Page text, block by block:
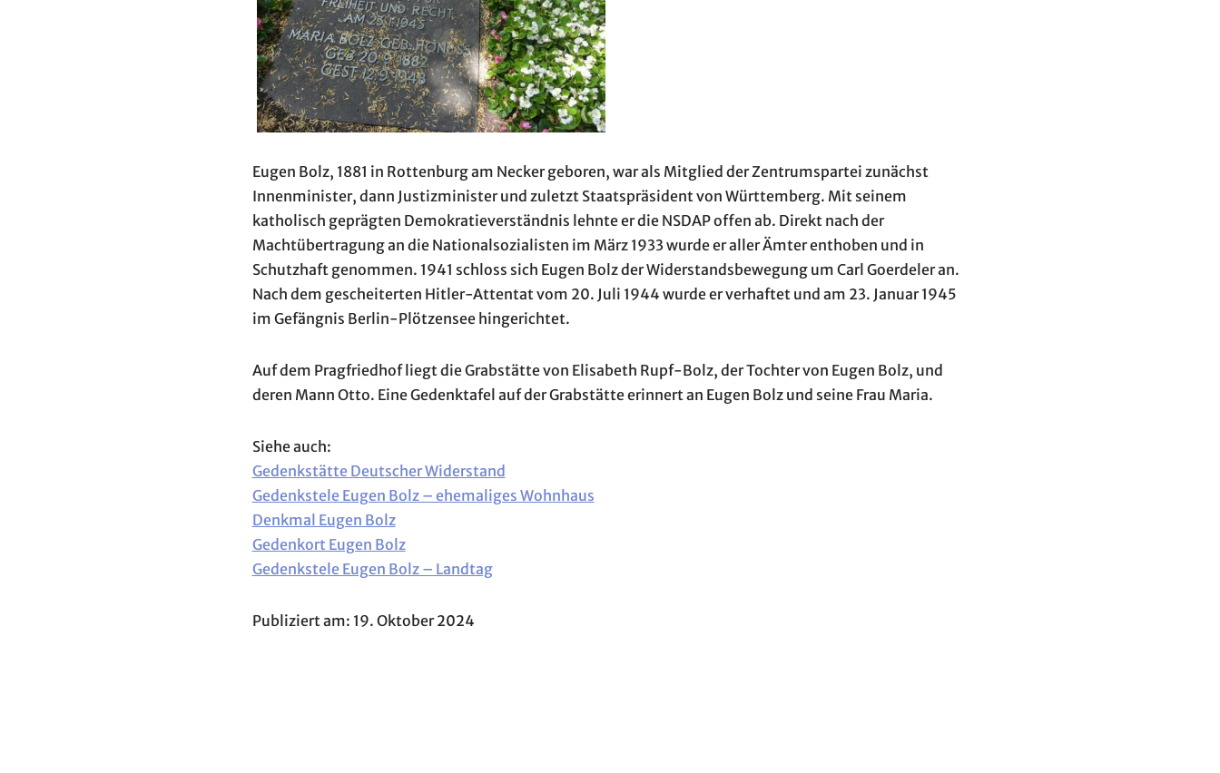
Eugen Bolz, 1881 in Rottenburg am Necker geboren, war als Mitglied der Zentrumspartei zunächst
Innenminister, dann Justizminister und zuletzt Staatspräsident von Württemberg. Mit seinem
katholisch geprägten Demokratieverständnis lehnte er die NSDAP offen ab. Direkt nach der
Machtübertragung an die Nationalsozialisten im März 1933 wurde er aller Ämter enthoben und in
Schutzhaft genommen. 1941 schloss sich Eugen Bolz der Widerstandsbewegung um Carl Goerdeler an.
Nach dem gescheiterten Hitler-Attentat vom 20. Juli 1944 wurde er verhaftet und am 23. Januar 1945
im Gefängnis Berlin-Plötzensee hingerichtet.
Auf dem Pragfriedhof liegt die Grabstätte von Elisabeth Rupf-Bolz, der Tochter von Eugen Bolz, und
deren Mann Otto. Eine Gedenktafel auf der Grabstätte erinnert an Eugen Bolz und seine Frau Maria.
Siehe auch:
Gedenkstätte Deutscher Widerstand
Gedenkstele Eugen Bolz – ehemaliges Wohnhaus
Denkmal Eugen Bolz
Gedenkort Eugen Bolz
Gedenkstele Eugen Bolz – Landtag
Publiziert am: 19. Oktober 2024